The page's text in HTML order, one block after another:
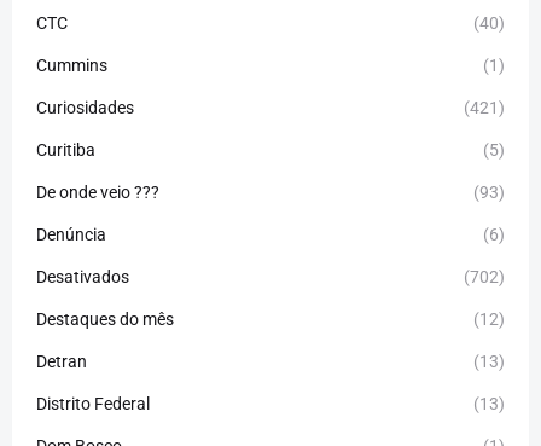
CTC (40)
Cummins (1)
Curiosidades (421)
Curitiba (5)
De onde veio ??? (93)
Denúncia (6)
Desativados (702)
Destaques do mês (12)
Detran (13)
Distrito Federal (13)